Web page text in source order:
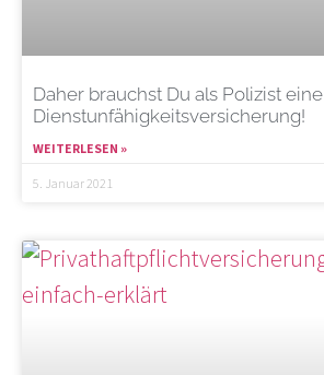
Daher brauchst Du als Polizist eine
Dienstunfähigkeitsversicherung!
WEITERLESEN »
5. Januar 2021